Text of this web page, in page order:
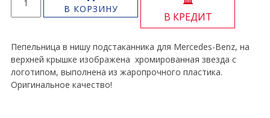
товара
Пепельница
Mercedes-
Benz
В КОРЗИНУ
В КРЕДИТ
Пепельница в нишу подстаканника для Mercedes-Benz, на
верхней крышке изображена хромированная звезда с
логотипом, выполнена из жаропрочного пластика.
Оригинальное качество!